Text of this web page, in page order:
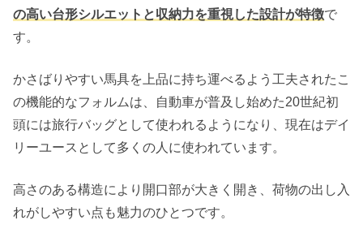
の高い台形シルエットと収納力を重視した設計が特徴で
す。
かさばりやすい馬具を上品に持ち運べるよう工夫されたこ
の機能的なフォルムは、自動車が普及し始めた20世紀初
頭には旅行バッグとして使われるようになり、現在はデイ
リーユースとして多くの人に使われています。
高さのある構造により開口部が大きく開き、荷物の出し入
れがしやすい点も魅力のひとつです。